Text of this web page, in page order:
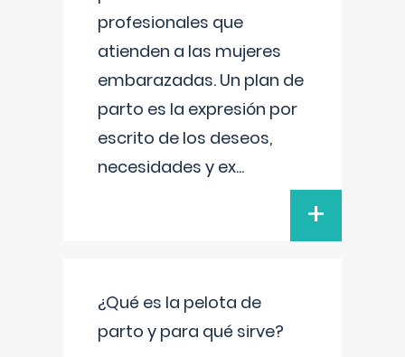
profesionales que
atienden a las mujeres
embarazadas. Un plan de
parto es la expresión por
escrito de los deseos,
necesidades y ex...
+
¿Qué es la pelota de
parto y para qué sirve?